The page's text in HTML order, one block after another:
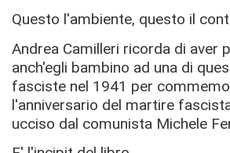
Questo l'ambiente, questo il
Andrea Camilleri ricorda di aver
anch'egli bambino ad una di
fasciste nel 1941 per
l'anniversario del martire
ucciso dal comunista Michele